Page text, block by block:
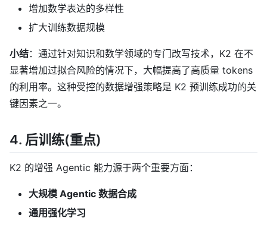
增加数学表达的多样性
扩大训练数据规模
小结：通过针对知识和数学领域的专门改写技术，K2 在不
显著增加过拟合风险的情况下，大幅提高了高质量 tokens
的利用率。这种受控的数据增强策略是 K2 预训练成功的关
键因素之一。
4. 后训练(重点)
K2 的增强 Agentic 能力源于两个重要方面：
大规模 Agentic 数据合成
通用强化学习